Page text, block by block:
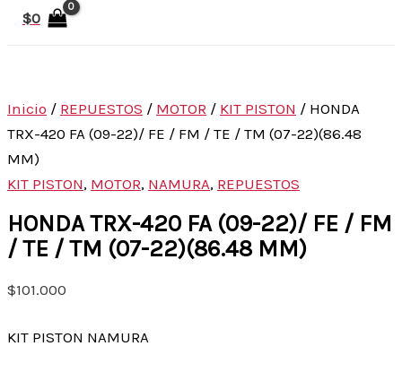
$0
Inicio / REPUESTOS / MOTOR / KIT PISTON / HONDA
TRX-420 FA (09-22)/ FE / FM / TE / TM (07-22)(86.48
MM)
KIT PISTON, MOTOR, NAMURA, REPUESTOS
HONDA TRX-420 FA (09-22)/ FE / FM
/ TE / TM (07-22)(86.48 MM)
$101.000
KIT PISTON NAMURA